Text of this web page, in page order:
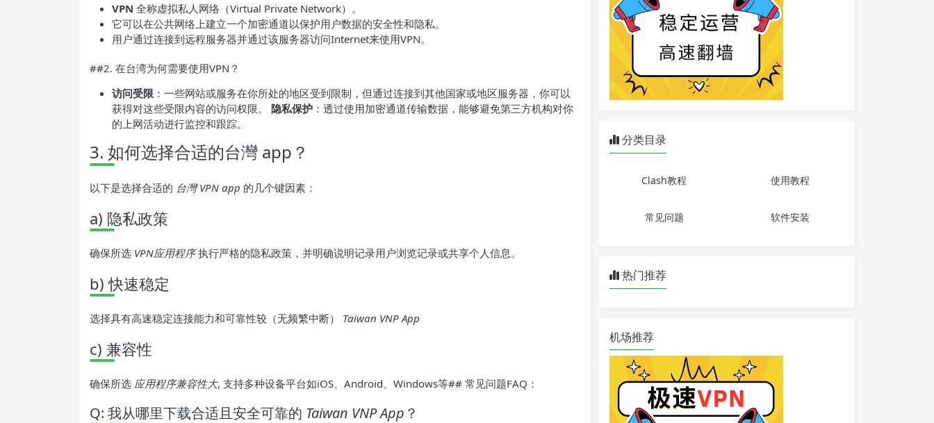
VPN 全称虚拟私人网络（Virtual Private Network）。
它可以在公共网络上建立一个加密通道以保护用户数据的安全性和隐私。
用户通过连接到远程服务器并通过该服务器访问Internet来使用VPN。
##2. 在台湾为何需要使用VPN？
访问受限 ：一些网站或服务在你所处的地区受到限制，但通过连接到其他国家或地区服务器，你可以
获得对这些受限内容的访问权限。 隐私保护 ：透过使用加密通道传输数据，能够避免第三方机构对你
的上网活动进行监控和跟踪。
3. 如何选择合适的台灣 app？
以下是选择合适的 台灣 VPN app 的几个键因素：
a) 隐私政策
确保所选 VPN应用程序执行严格的隐私政策，并明确说明记录用户浏览记录或共享个人信息。
b) 快速稳定
选择具有高速稳定连接能力和可靠性较（无频繁中断） Taiwan VNP App
c) 兼容性
确保所选 应用程序兼容性大, 支持多种设备平台如iOS、Android、Windows等## 常见问题FAQ：
Q: 我从哪里下载合适且安全可靠的 Taiwan VNP App ？
分类目录
Clash教程 使用教程
常见问题 软件安装
热门推荐
机场推荐